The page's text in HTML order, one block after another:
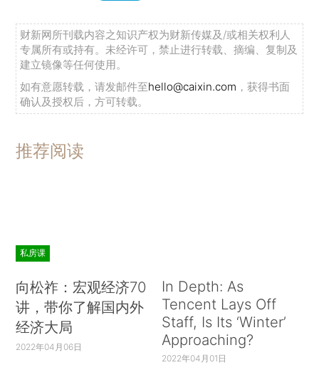
财新网所刊载内容之知识产权为财新传媒及/或相关权利人
专属所有或持有。未经许可，禁止进行转载、摘编、复制及
建立镜像等任何使用。
如有意愿转载，请发邮件至hello@caixin.com ，获得书面
确认及授权后，方可转载。
推荐阅读
私房课
向松祚：宏观经济70
讲，带你了解国内外
经济大局
2022年04月06日
In Depth: As
Tencent Lays Off
Staff, Is Its ‘Winter’
Approaching?
2022年04月01日